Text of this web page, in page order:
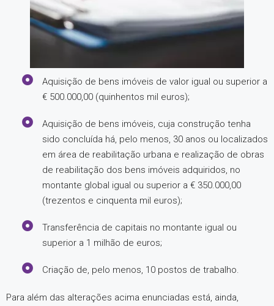
Aquisição de bens imóveis de valor igual ou superior a
€ 500.000,00 (quinhentos mil euros);
Aquisição de bens imóveis, cuja construção tenha
sido concluída há, pelo menos, 30 anos ou localizados
em área de reabilitação urbana e realização de obras
de reabilitação dos bens imóveis adquiridos, no
montante global igual ou superior a € 350.000,00
(trezentos e cinquenta mil euros);
Transferência de capitais no montante igual ou
superior a 1 milhão de euros;
Criação de, pelo menos, 10 postos de trabalho.
Para além das alterações acima enunciadas está, ainda,